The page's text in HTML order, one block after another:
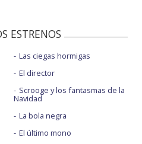
ESTRENOS
Las ciegas hormigas
El director
Scrooge y los fantasmas de la
Navidad
La bola negra
El último mono